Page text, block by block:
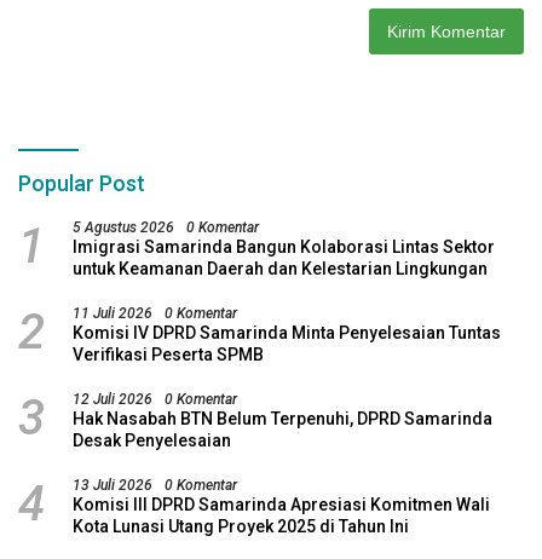
Popular Post
1 5 Agustus 2026 0 Komentar
Imigrasi Samarinda Bangun Kolaborasi Lintas Sektor
untuk Keamanan Daerah dan Kelestarian Lingkungan
2 11 Juli 2026 0 Komentar
Komisi IV DPRD Samarinda Minta Penyelesaian Tuntas
Verifikasi Peserta SPMB
3 12 Juli 2026 0 Komentar
Hak Nasabah BTN Belum Terpenuhi, DPRD Samarinda
Desak Penyelesaian
4 13 Juli 2026 0 Komentar
Komisi III DPRD Samarinda Apresiasi Komitmen Wali
Kota Lunasi Utang Proyek 2025 di Tahun Ini